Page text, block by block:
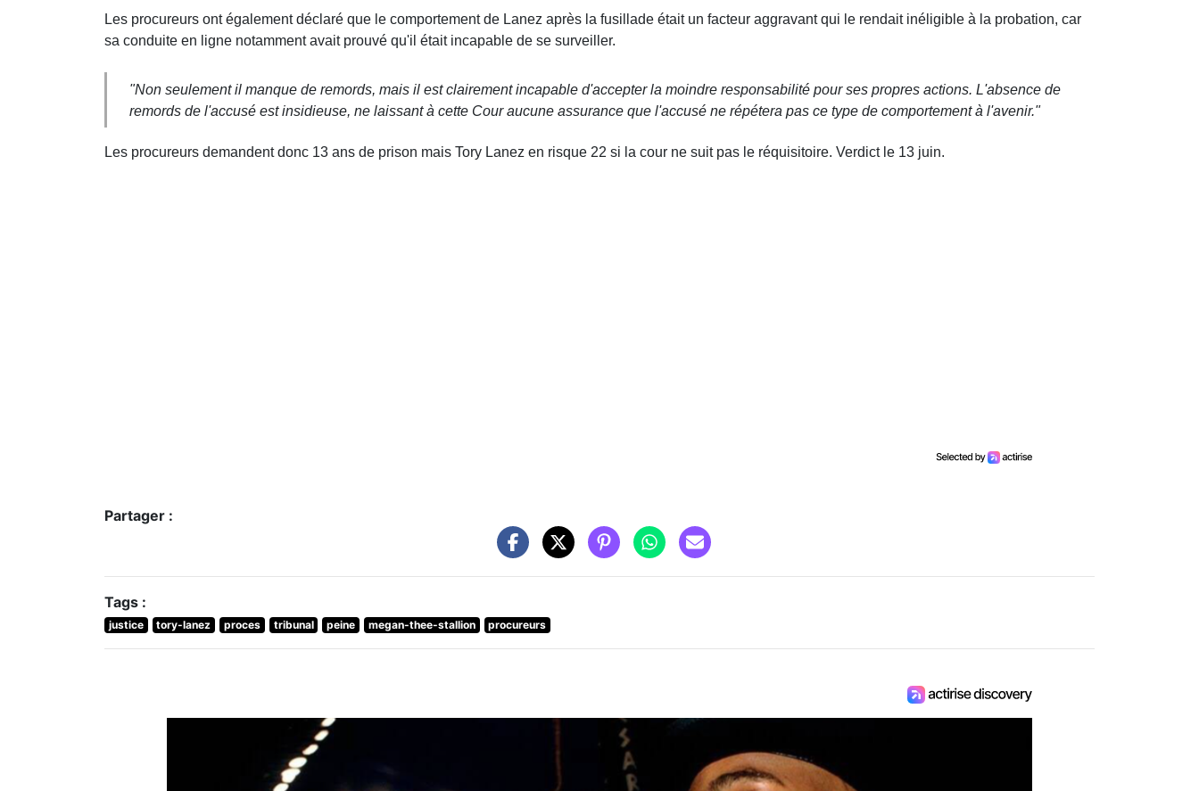
Les procureurs ont également déclaré que le comportement de Lanez après la fusillade était un facteur aggravant qui le rendait inéligible à la probation, car
sa conduite en ligne notamment avait prouvé qu'il était incapable de se surveiller.
"Non seulement il manque de remords, mais il est clairement incapable d'accepter la moindre responsabilité pour ses propres actions. L'absence de
remords de l'accusé est insidieuse, ne laissant à cette Cour aucune assurance que l'accusé ne répétera pas ce type de comportement à l'avenir."
Les procureurs demandent donc 13 ans de prison mais Tory Lanez en risque 22 si la cour ne suit pas le réquisitoire. Verdict le 13 juin.
Partager :
Tags :
justice tory-lanez proces tribunal peine megan-thee-stallion procureurs